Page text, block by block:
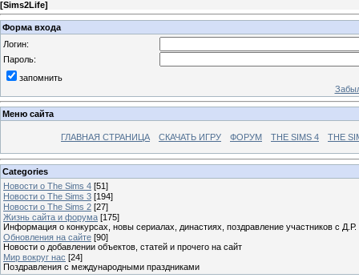
[Sims2Life]
Форма входа
Логин:
Пароль:
запомнить
Меню сайта
ГЛАВНАЯ СТРАНИЦА СКАЧАТЬ ИГРУ ФОРУМ THE SIMS 4 THE
Categories
Новости о The Sims 4 [51]
Новости о The Sims 3 [194]
Новости о The Sims 2 [27]
Жизнь сайта и форума [175]
Информация о конкурсах, новы сериалах, династиях, поздравление участников с Д.Р.
Обновления на сайте [90]
Новости о добавлении объектов, статей и прочего на сайт
Мир вокруг нас [24]
Поздравления с международными праздниками